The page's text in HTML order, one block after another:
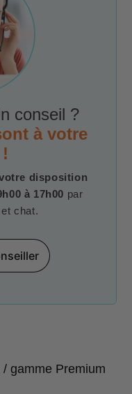
conseil ?
à votre
disposition
à 17h00 par
chat.
gamme Premium